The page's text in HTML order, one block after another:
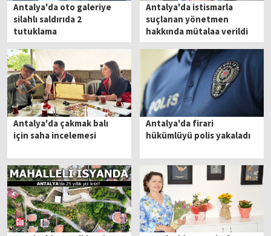
Antalya'da oto galeriye
silahlı saldırıda 2
tutuklama
Antalya'da istismarla
suçlanan yönetmen
hakkında mütalaa verildi
Antalya'da çakmak balı
için saha incelemesi
Antalya'da firari
hükümlüyü polis yakaladı